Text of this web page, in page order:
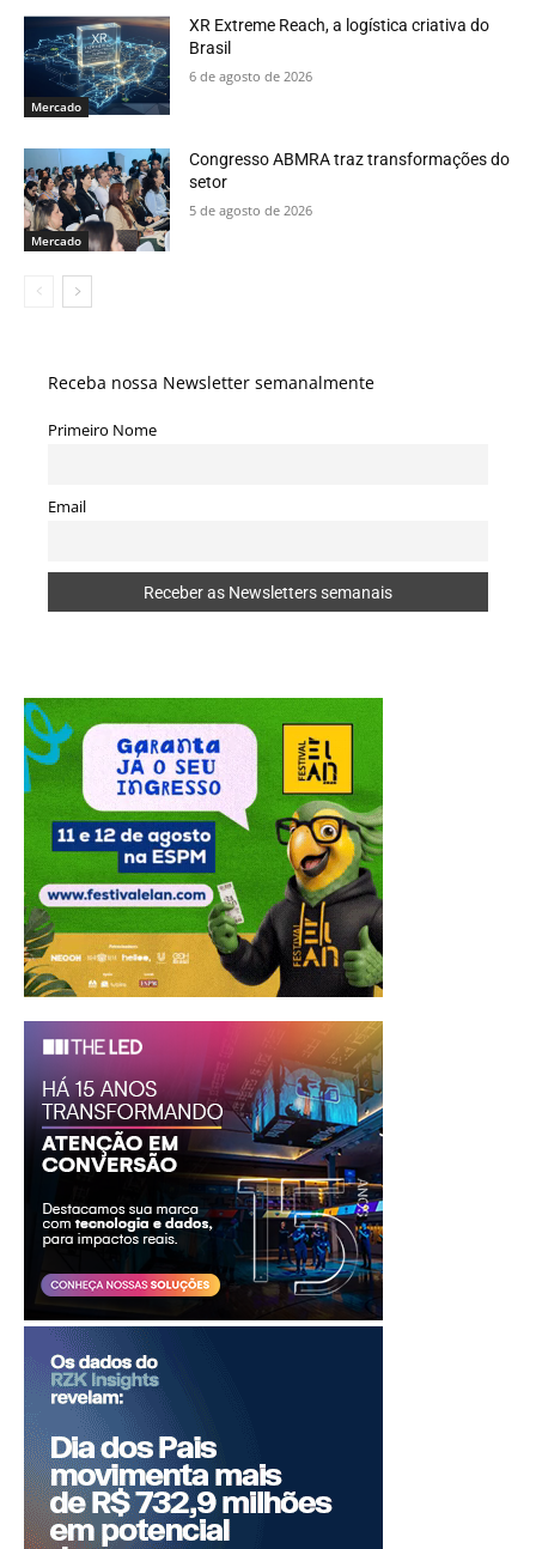
Mercado
XR Extreme Reach, a logística criativa do
Brasil
6 de agosto de 2026
Mercado
Congresso ABMRA traz transformações do
setor
5 de agosto de 2026
Receba nossa Newsletter semanalmente
Primeiro Nome
Email